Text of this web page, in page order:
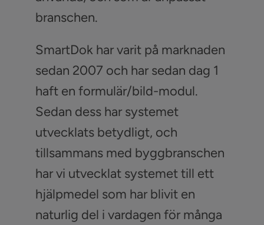
branschen.
SmartDok har varit på marknaden
sedan 2007 och har sedan dag 1
haft en formulär/bild-modul.
Sedan dess har systemet
utvecklats betydligt, och
tillsammans med byggbranschen
har vi utvecklat systemet till ett
hjälpmedel som har blivit en
naturlig del i vardagen för många